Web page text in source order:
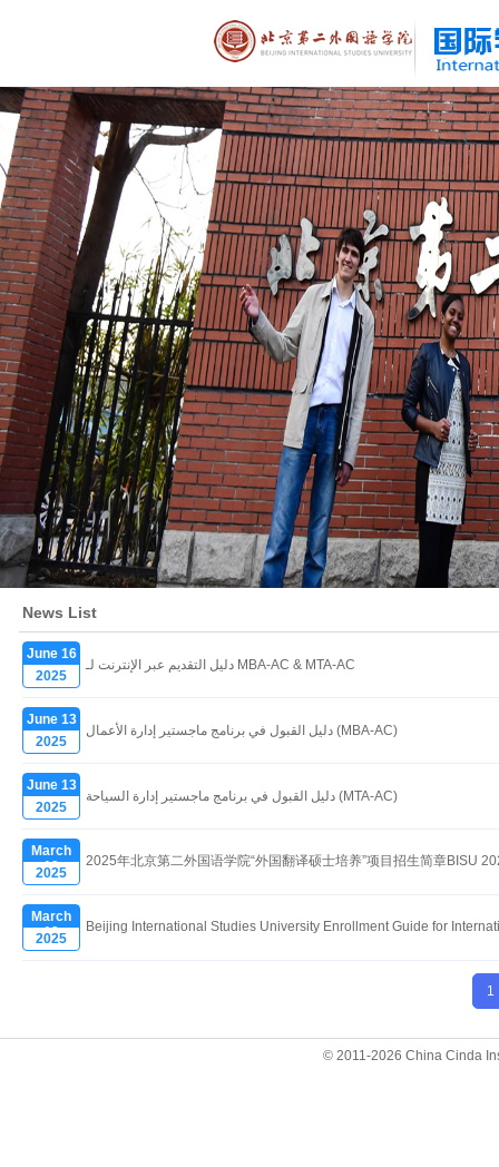
News List
June 16
2025
دليل التقديم عبر الإنترنت لـ MBA-AC & MTA-AC
June 13
2025
دليل القبول في برنامج ماجستير إدارة الأعمال (MBA-AC)
June 13
2025
دليل القبول في برنامج ماجستير إدارة السياحة (MTA-AC)
March
19
2025
2025年北京第二外国语学院“外国翻译硕士培养”项目招生简章BISU
March
19
2025
Beijing International Studies University Enrollment Guide for
1
© 2011-2026 China Cinda